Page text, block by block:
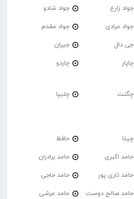
جواد زارع جواد شادو
جواد مرادی جواد مقدم
جی دال جیران
چاپار چاردو
چگنت چلیپا
چیتا حافظ
حامد اکبری حامد برادران
حامد تاری پور حامد حاجی
حامد صالح دوست حامد عرشی